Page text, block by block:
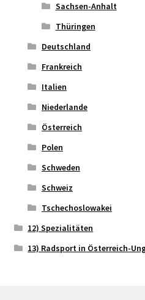
Sachsen-Anhalt
Thüringen
Deutschland
Frankreich
Italien
Niederlande
Österreich
Polen
Schweden
Schweiz
Tschechoslowakei
12) Spezialitäten
13) Radsport in Österreich-